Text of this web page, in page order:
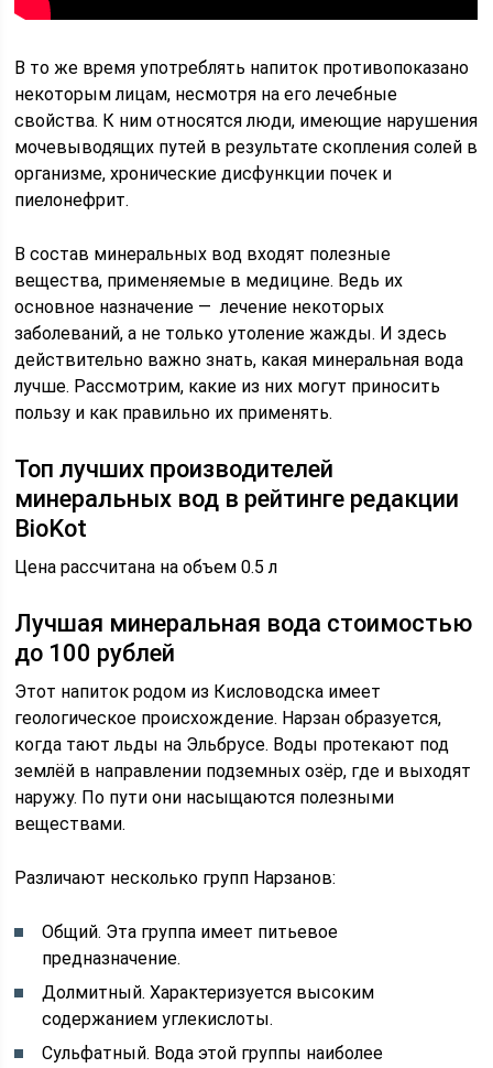
В то же время употреблять напиток противопоказано
некоторым лицам, несмотря на его лечебные
свойства. К ним относятся люди, имеющие нарушения
мочевыводящих путей в результате скопления солей в
организме, хронические дисфункции почек и
пиелонефрит.
В состав минеральных вод входят полезные
вещества, применяемые в медицине. Ведь их
основное назначение — лечение некоторых
заболеваний, а не только утоление жажды. И здесь
действительно важно знать, какая минеральная вода
лучше. Рассмотрим, какие из них могут приносить
пользу и как правильно их применять.
Топ лучших производителей
минеральных вод в рейтинге редакции
BioKot
Цена рассчитана на объем 0.5 л
Лучшая минеральная вода стоимостью
до 100 рублей
Этот напиток родом из Кисловодска имеет
геологическое происхождение. Нарзан образуется,
когда тают льды на Эльбрусе. Воды протекают под
землёй в направлении подземных озёр, где и выходят
наружу. По пути они насыщаются полезными
веществами.
Различают несколько групп Нарзанов:
Общий. Эта группа имеет питьевое
предназначение.
Долмитный. Характеризуется высоким
содержанием углекислоты.
Сульфатный. Вода этой группы наиболее